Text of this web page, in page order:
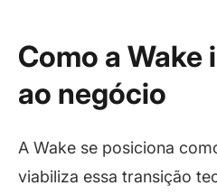
Como a Wake
ao negócio
A Wake se posiciona
viabiliza essa transição